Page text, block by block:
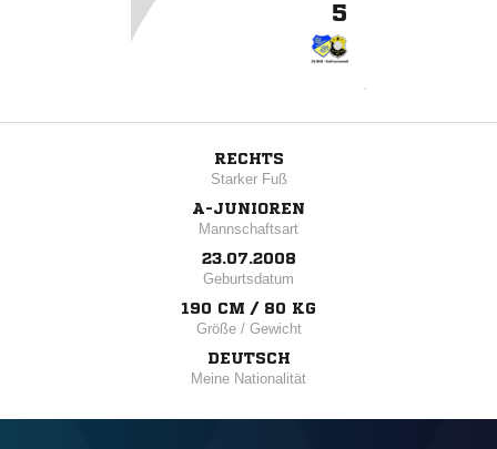
5
RECHTS
Starker Fuß
A-JUNIOREN
Mannschaftsart
23.07.2008
Geburtsdatum
190 CM / 80 KG
Größe / Gewicht
DEUTSCH
Meine Nationalität